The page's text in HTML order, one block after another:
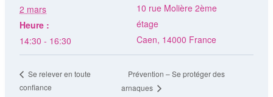
2 mars
Heure :
14:30 - 16:30
10 rue Molière 2ème
étage
Caen, 14000 France
Se relever en toute
confiance
Prévention – Se protéger des
arnaques